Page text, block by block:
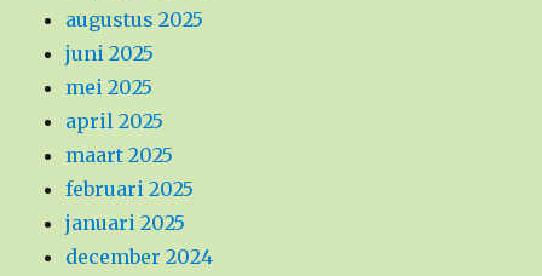
augustus 2025
juni 2025
mei 2025
april 2025
maart 2025
februari 2025
januari 2025
december 2024